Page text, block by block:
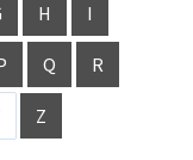
H I
Q R
Z